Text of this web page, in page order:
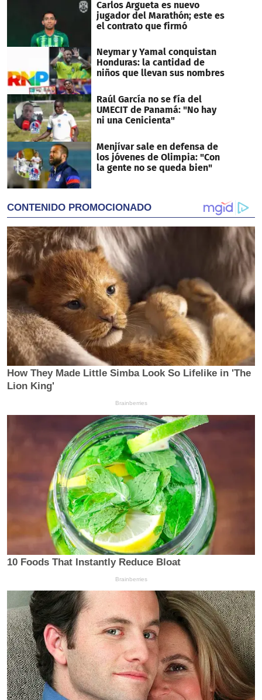
Carlos Argueta es nuevo
jugador del Marathón; este es
el contrato que firmó
Neymar y Yamal conquistan
Honduras: la cantidad de
niños que llevan sus nombres
Raúl García no se fía del
UMECIT de Panamá: "No hay
ni una Cenicienta"
Menjívar sale en defensa de
los jóvenes de Olimpia: "Con
la gente no se queda bien"